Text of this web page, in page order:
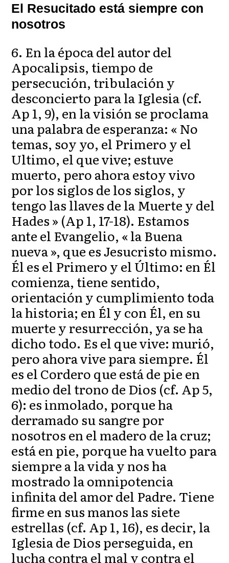
El Resucitado está siempre con
nosotros
6. En la época del autor del
Apocalipsis, tiempo de
persecución, tribulación y
desconcierto para la Iglesia (cf.
Ap 1, 9), en la visión se proclama
una palabra de esperanza: « No
temas, soy yo, el Primero y el
Ultimo, el que vive; estuve
muerto, pero ahora estoy vivo
por los siglos de los siglos, y
tengo las llaves de la Muerte y del
Hades » (Ap 1, 17-18). Estamos
ante el Evangelio, « la Buena
nueva », que es Jesucristo mismo.
Él es el Primero y el Último: en Él
comienza, tiene sentido,
orientación y cumplimiento toda
la historia; en Él y con Él, en su
muerte y resurrección, ya se ha
dicho todo. Es el que vive: murió,
pero ahora vive para siempre. Él
es el Cordero que está de pie en
medio del trono de Dios (cf. Ap 5,
6): es inmolado, porque ha
derramado su sangre por
nosotros en el madero de la cruz;
está en pie, porque ha vuelto para
siempre a la vida y nos ha
mostrado la omnipotencia
infinita del amor del Padre. Tiene
firme en sus manos las siete
estrellas (cf. Ap 1, 16), es decir, la
Iglesia de Dios perseguida, en
lucha contra el mal y contra el